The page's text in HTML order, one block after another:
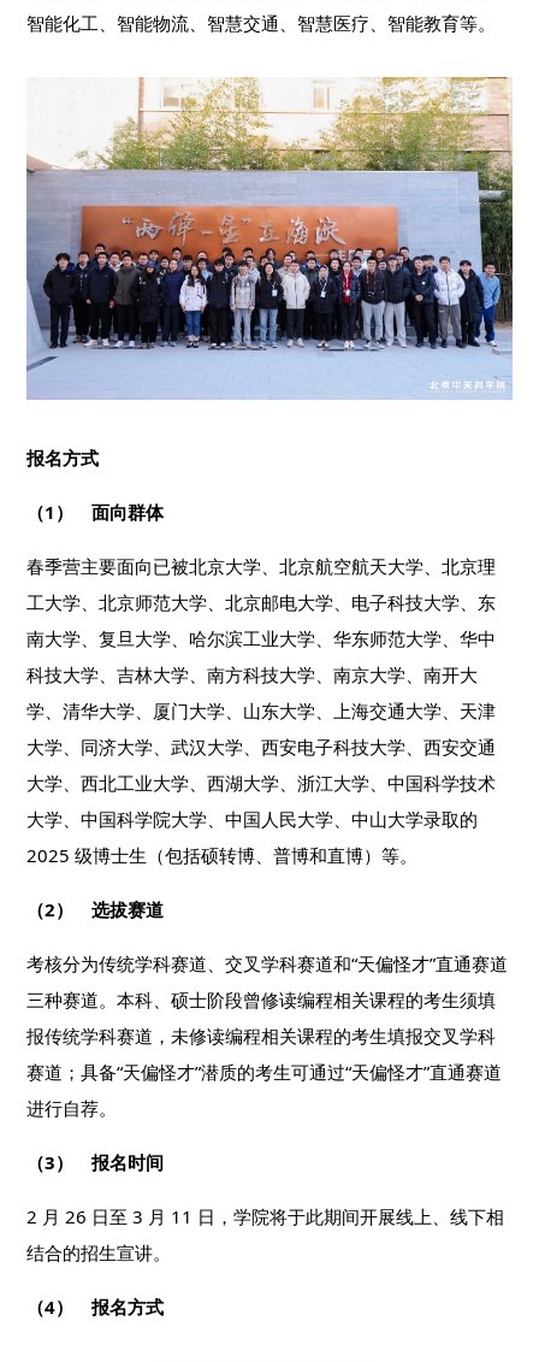
智能化工、智能物流、智慧交通、智慧医疗、智能教育等。
报名方式
（1） 面向群体
春季营主要面向已被北京大学、北京航空航天大学、北京理
工大学、北京师范大学、北京邮电大学、电子科技大学、东
南大学、复旦大学、哈尔滨工业大学、华东师范大学、华中
科技大学、吉林大学、南方科技大学、南京大学、南开大
学、清华大学、厦门大学、山东大学、上海交通大学、天津
大学、同济大学、武汉大学、西安电子科技大学、西安交通
大学、西北工业大学、西湖大学、浙江大学、中国科学技术
大学、中国科学院大学、中国人民大学、中山大学录取的
2025 级博士生（包括硕转博、普博和直博）等。
（2） 选拔赛道
考核分为传统学科赛道、交叉学科赛道和“天偏怪才”直通赛道
三种赛道。本科、硕士阶段曾修读编程相关课程的考生须填
报传统学科赛道，未修读编程相关课程的考生填报交叉学科
赛道；具备“天偏怪才”潜质的考生可通过“天偏怪才”直通赛道
进行自荐。
（3） 报名时间
2 月 26 日至 3 月 11 日，学院将于此期间开展线上、线下相
结合的招生宣讲。
（4） 报名方式